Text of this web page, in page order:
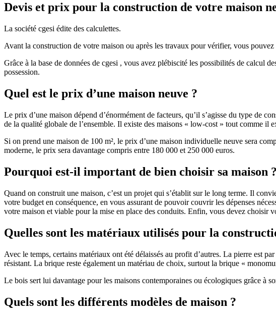
Devis et prix pour la construction de votre maison
La société cgesi édite des calculettes.
Avant la construction de votre maison ou après les travaux pour vérifier, vous
Grâce à la base de données de cgesi , vous avez plébiscité les possibilités de calcul
possession.
Quel est le prix d’une maison neuve ?
Le prix d’une maison dépend d’énormément de facteurs, qu’il s’agisse du type de
de la qualité globale de l’ensemble. Il existe des maisons « low-cost » tout comme il
Si on prend une maison de 100 m², le prix d’une maison individuelle neuve sera
moderne, le prix sera davantage compris entre 180 000 et 250 000 euros.
Pourquoi est-il important de bien choisir sa maison ?
Quand on construit une maison, c’est un projet qui s’établit sur le long terme. Il
votre budget en conséquence, en vous assurant de pouvoir couvrir les dépenses
votre maison et viable pour la mise en place des conduits. Enfin, vous devez choisir
Quelles sont les matériaux utilisés pour la
Avec le temps, certains matériaux ont été délaissés au profit d’autres. La pierre est
résistant. La brique reste également un matériau de choix, surtout la brique «
Le bois sert lui davantage pour les maisons contemporaines ou écologiques grâce à
Quels sont les différents modèles de maison ?